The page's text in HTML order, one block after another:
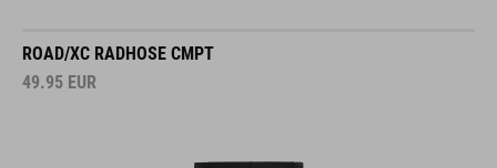
ROAD/XC RADHOSE CMPT
49.95 EUR